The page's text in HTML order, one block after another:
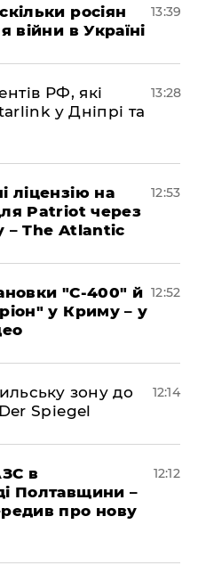
росіян
війни в Україні
13:39
РФ, які
у Дніпрі та
13:28
ліцензію на
Patriot через
– The Atlantic
12:53
"С-400" й
у Криму – у
12:52
зону до
Spiegel
12:14
в
Полтавщини –
про нову
12:12